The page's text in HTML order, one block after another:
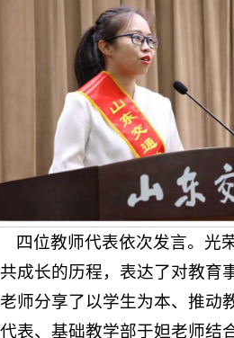
四位教师代表依次发言。光
成长的历程，表达了对教育
师分享了以学生为本、推动
表、基础教学部于妲老师结